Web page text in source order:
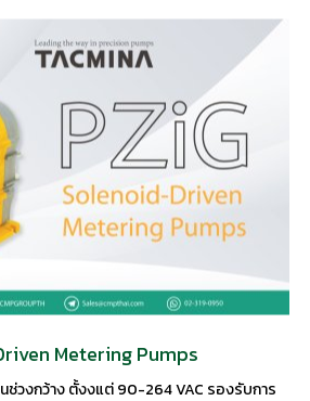
Metering Pumps
ช่วงกว้าง ตั้งงแต่ 90-264 VAC รองรับการ